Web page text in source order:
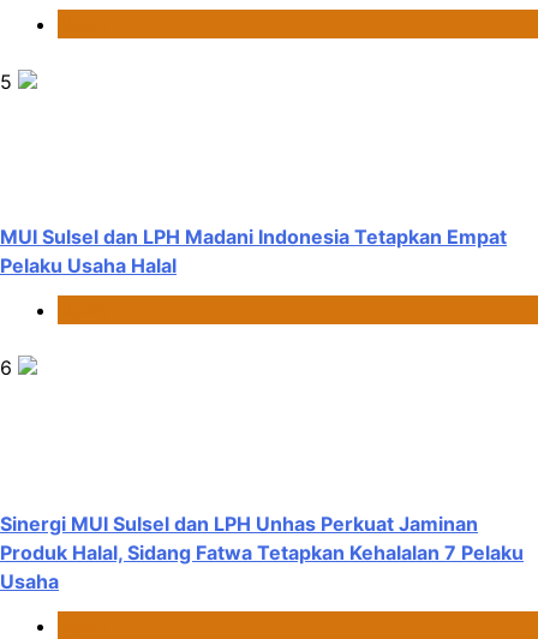
5
MUI Sulsel dan LPH Madani Indonesia Tetapkan Empat
Pelaku Usaha Halal
6
Sinergi MUI Sulsel dan LPH Unhas Perkuat Jaminan
Produk Halal, Sidang Fatwa Tetapkan Kehalalan 7 Pelaku
Usaha